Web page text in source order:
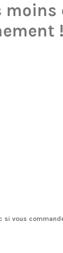
!
si vous